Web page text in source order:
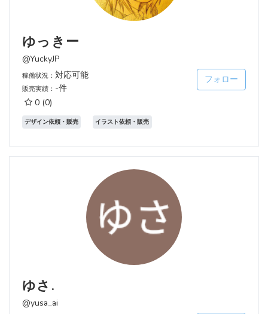
ゆっきー
@YuckyJP
稼働状況： 対応可能
販売実績： -件
0 (0)
フォロー
デザイン依頼・販売 イラスト依頼・販売
ゆさ.
@yusa_ai